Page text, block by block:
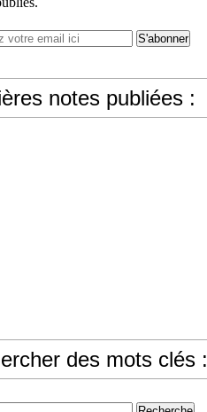
notes publiées :
des mots clés :